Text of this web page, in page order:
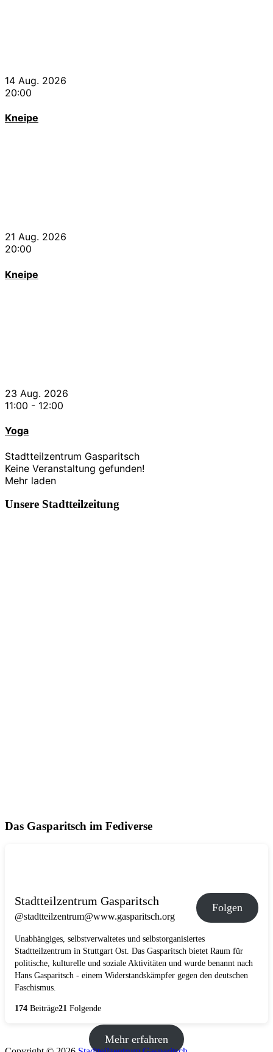
14 Aug. 2026
20:00
Kneipe
21 Aug. 2026
20:00
Kneipe
23 Aug. 2026
11:00 - 12:00
Yoga
Stadtteilzentrum Gasparitsch
Keine Veranstaltung gefunden!
Mehr laden
Unsere Stadtteilzeitung
Das Gasparitsch im Fediverse
Stadtteilzentrum Gasparitsch
@stadtteilzentrum@www.gasparitsch.org
Folgen
Unabhängiges, selbstverwaltetes und selbstorganisiertes
Stadtteilzentrum in Stuttgart Ost. Das Gasparitsch bietet Raum für
politische, kulturelle und soziale Aktivitäten und wurde benannt nach
Hans Gasparitsch - einem Widerstandskämpfer gegen den deutschen
Faschismus.
174 Beiträge21 Folgende
Mehr erfahren